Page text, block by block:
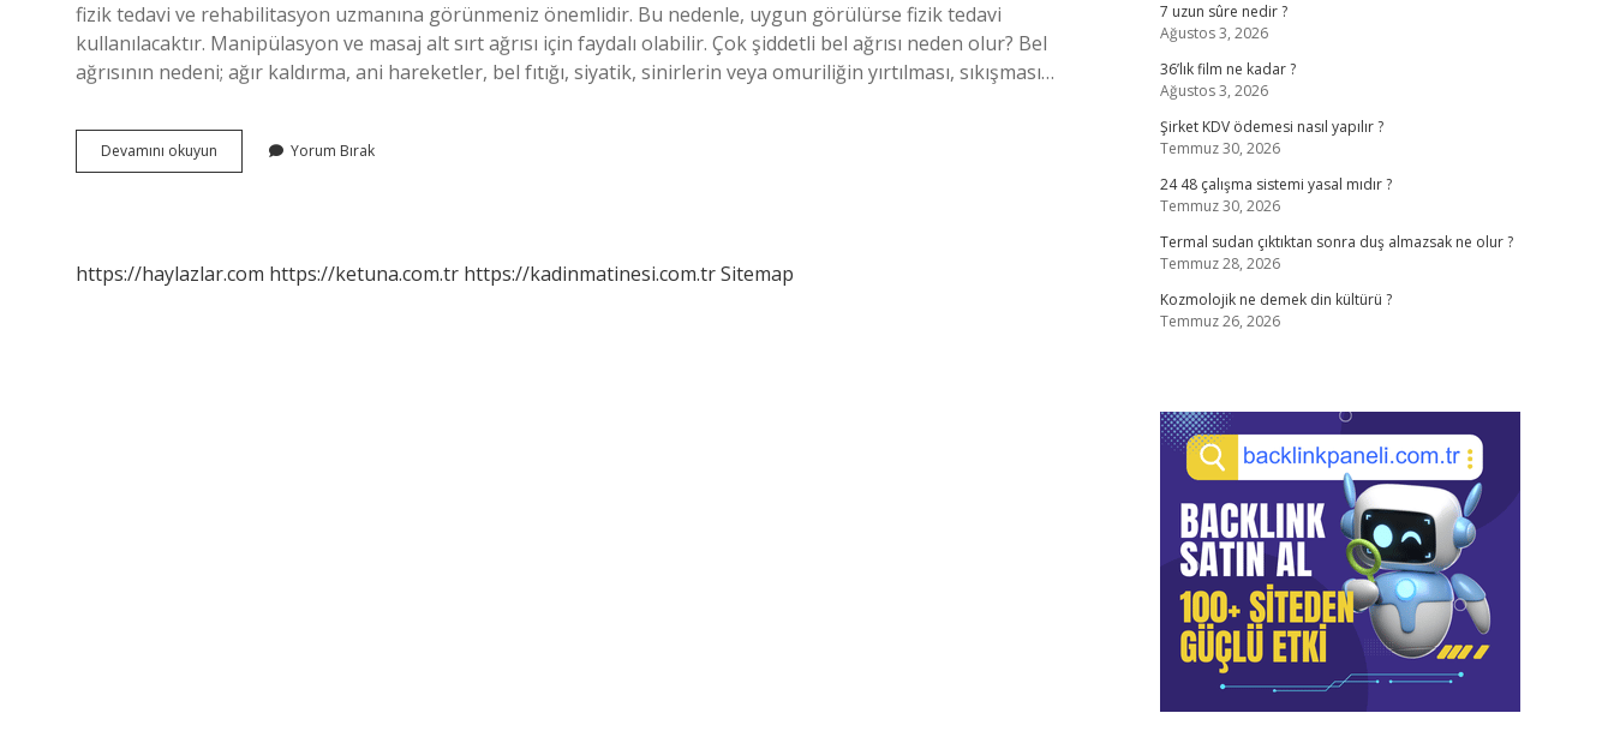
fizik tedavi ve rehabilitasyon uzmanına görünmeniz önemlidir. Bu nedenle, uygun görülürse fizik tedavi
kullanılacaktır. Manipülasyon ve masaj alt sırt ağrısı için faydalı olabilir. Çok şiddetli bel ağrısı neden olur? Bel
ağrısının nedeni; ağır kaldırma, ani hareketler, bel fıtığı, siyatik, sinirlerin veya omuriliğin yırtılması, sıkışması…
Devamını okuyun
Bel
Yorum Bırak
https://haylazlar.com https://ketuna.com.tr https://kadinmatinesi.com.trSitemap
7 uzun sûre nedir ?
Ağustos 3, 2026
36’lık film ne kadar ?
Ağustos 3, 2026
Şirket KDV ödemesi nasıl yapılır ?
Temmuz 30, 2026
24 48 çalışma sistemi yasal mıdır ?
Temmuz 30, 2026
Termal sudan çıktıktan sonra duş almazsak ne olur ?
Temmuz 28, 2026
Kozmolojik ne demek din kültürü ?
Temmuz 26, 2026